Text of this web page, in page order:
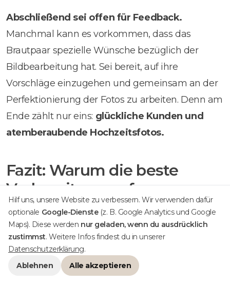
Abschließend sei offen für Feedback.
Manchmal kann es vorkommen, dass das
Brautpaar spezielle Wünsche bezüglich der
Bildbearbeitung hat. Sei bereit, auf ihre
Vorschläge einzugehen und gemeinsam an der
Perfektionierung der Fotos zu arbeiten. Denn am
Ende zählt nur eins: glückliche Kunden und
atemberaubende Hochzeitsfotos.
Fazit: Warum die beste
Vorbereitung auf
Überraschungen die
Flexibilität ist
Du, lieber Hochzeitsfotograf, weißt nie genau,
was dich bei einer Hochzeit erwartet. Es kann
Hilf uns, unsere Website zu verbessern. Wir verwenden dafür
optionale Google-Dienste(z. B. Google Analytics und Google
Maps). Diese werden nur geladen, wenn du ausdrücklich
zustimmst. Weitere Infos findest du in unserer
Datenschutzerklärung.
Ablehnen
Alle akzeptieren